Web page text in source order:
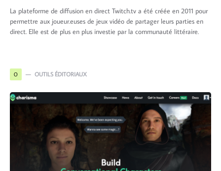
La plateforme de diffusion en direct Twitch.tv a été créée en 2011 pour
permettre aux joueur.euses de jeux vidéo de partager leurs parties en
direct. Elle est de plus en plus investie par la communauté littéraire.
O OUTILS ÉDITORIAUX